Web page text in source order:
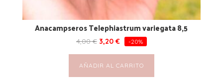
Anacampseros Telephiastrum variegata 8,5
4,00€ 3,20 € -20%
AÑADIR AL CARRITO